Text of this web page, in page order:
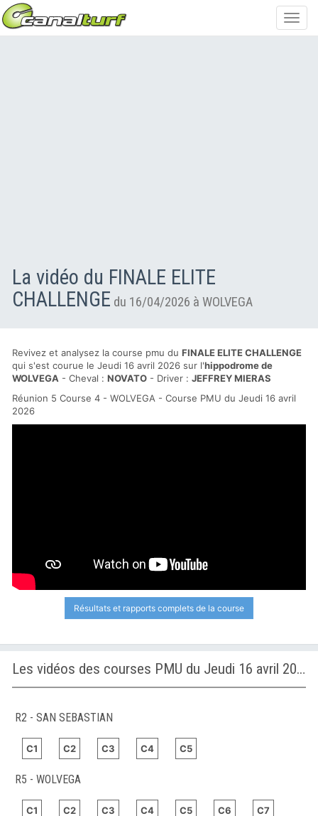
La vidéo du FINALE ELITE
CHALLENGE du 16/04/2026 à WOLVEGA
Revivez et analysez la course pmu du FINALE ELITE CHALLENGE
qui s'est courue le Jeudi 16 avril 2026 sur l'hippodrome de
WOLVEGA - Cheval : NOVATO - Driver : JEFFREY MIERAS
Réunion 5 Course 4 - WOLVEGA - Course PMU du Jeudi 16 avril
2026
Résultats et rapports complets de la course
Les vidéos des courses PMU du Jeudi 16 avril 2026
R2 - SAN SEBASTIAN
C1 C2 C3 C4 C5
R5 - WOLVEGA
C1 C2 C3 C4 C5 C6 C7